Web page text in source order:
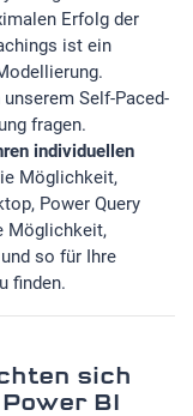
Erfolg der
ist ein
Self-Paced-
fragen.
individuellen
Möglichkeit,
Power Query
Möglichkeit,
so für Ihre
finden.
sich
BI